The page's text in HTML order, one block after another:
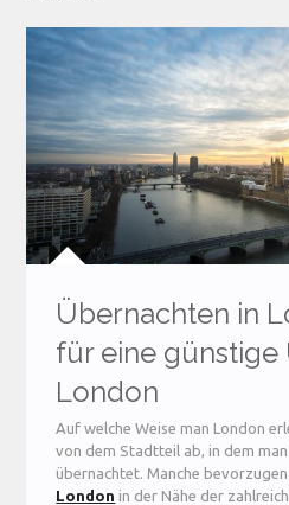
Übernachten in
für eine
London
Auf welche Weise man London
von dem Stadtteil ab, in dem
übernachtet. Manche bevorzugen
London in der Nähe der